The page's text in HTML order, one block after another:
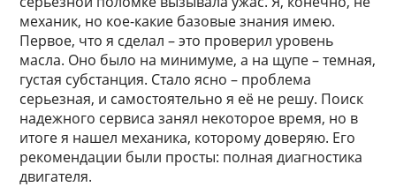
механик, но кое-какие базовые знания имею.
Первое, что я сделал – это проверил уровень
масла. Оно было на минимуме, а на щупе – темная,
густая субстанция. Стало ясно – проблема
серьезная, и самостоятельно я её не решу. Поиск
надежного сервиса занял некоторое время, но в
итоге я нашел механика, которому доверяю. Его
рекомендации были просты: полная диагностика
двигателя.